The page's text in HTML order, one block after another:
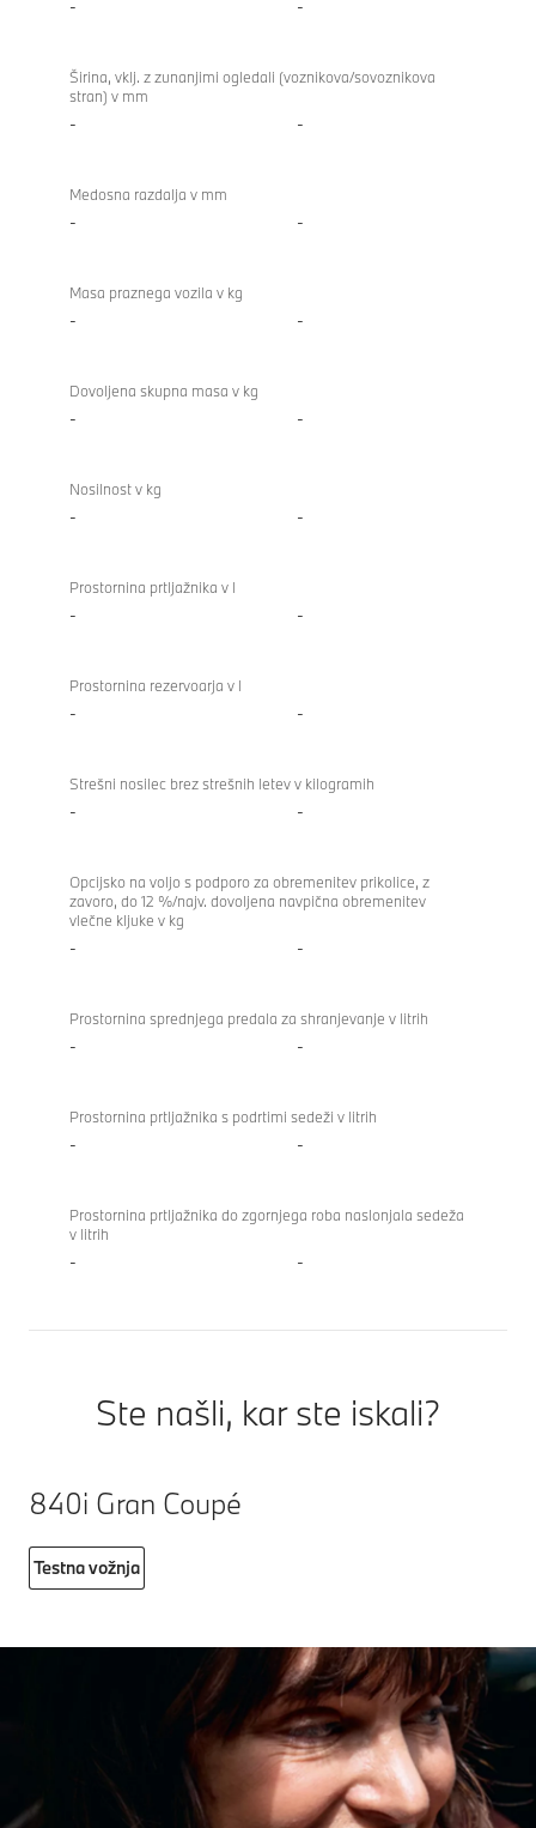
- -
Širina, vklj. z zunanjimi ogledali (voznikova/sovoznikova
stran) v mm
- -
Medosna razdalja v mm
- -
Masa praznega vozila v kg
- -
Dovoljena skupna masa v kg
- -
Nosilnost v kg
- -
Prostornina prtljažnika v l
- -
Prostornina rezervoarja v l
- -
Strešni nosilec brez strešnih letev v kilogramih
- -
Opcijsko na voljo s podporo za obremenitev prikolice, z
zavoro, do 12 %/najv. dovoljena navpična obremenitev
vlečne kljuke v kg
- -
Prostornina sprednjega predala za shranjevanje v litrih
- -
Prostornina prtljažnika s podrtimi sedeži v litrih
- -
Prostornina prtljažnika do zgornjega roba naslonjala sedeža
v litrih
- -
Ste našli, kar ste iskali?
840i Gran Coupé
Testna vožnja